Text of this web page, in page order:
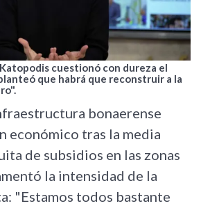
cuestionó con dureza el
que habrá que reconstruir a la
bonaerense
económico tras la media
de subsidios en las zonas
la intensidad de la
"Estamos todos bastante